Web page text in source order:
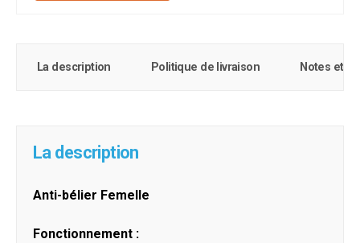
La description Politique de livraison Notes et
La description
Anti-bélier Femelle
Fonctionnement :